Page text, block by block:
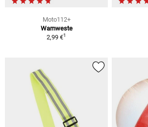
Moto112+
Warnweste
2,99 €1